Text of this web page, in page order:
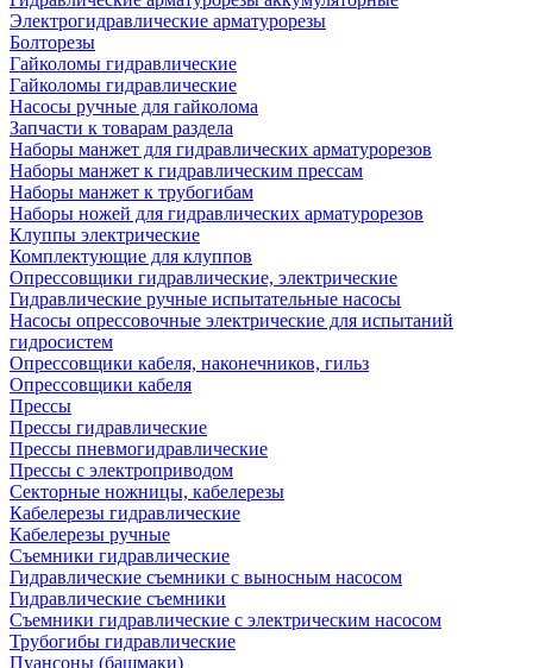
Электрогидравлические арматурорезы
Болторезы
Гайколомы гидравлические
Гайколомы гидравлические
Насосы ручные для гайколома
Запчасти к товарам раздела
Наборы манжет для гидравлических арматурорезов
Наборы манжет к гидравлическим прессам
Наборы манжет к трубогибам
Наборы ножей для гидравлических арматурорезов
Клуппы электрические
Комплектующие для клуппов
Опрессовщики гидравлические, электрические
Гидравлические ручные испытательные насосы
Насосы опрессовочные электрические для испытаний
гидросистем
Опрессовщики кабеля, наконечников, гильз
Опрессовщики кабеля
Прессы
Прессы гидравлические
Прессы пневмогидравлические
Прессы с электроприводом
Секторные ножницы, кабелерезы
Кабелерезы гидравлические
Кабелерезы ручные
Съемники гидравлические
Гидравлические cъемники с выносным насосом
Гидравлические съемники
Съемники гидравлические с электрическим насосом
Трубогибы гидравлические
Пуансоны (башмаки)